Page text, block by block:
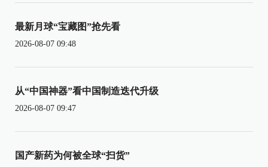
最新月球“宝藏图”抢先看
2026-08-07 09:48
从“中国神器”看中国制造迭代升级
2026-08-07 09:47
国产新药为何被全球“扫货”